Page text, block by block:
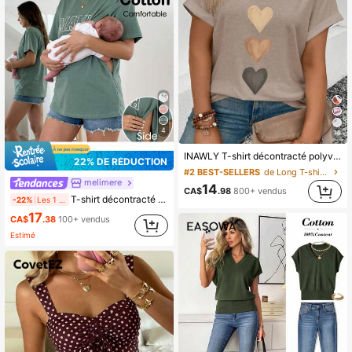
4
22% DE RÉDUCTION
melimere
-22% T-shirt décontracté d'été à col rond, épaules tombantes, imprimé lettrage, tenues de vacances, t-shirts graphiques
CA$17.38 100+ vendus
Estimé
14
INAWLY T-shirt décontracté polyvalent à col V pour femmes avec imprimé cœur dégradé, printemps/été
#2 BEST-SELLERS
de Long T-shirts grande taille
CA$14.98 800+ vendus